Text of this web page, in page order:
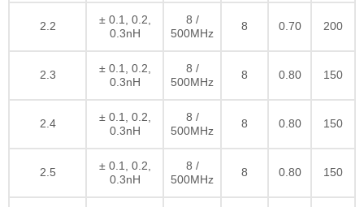
2.2
± 0.1, 0.2,
0.3nH
8 /
500MHz
8 0.70 200
2.3
± 0.1, 0.2,
0.3nH
8 /
500MHz
8 0.80 150
2.4
± 0.1, 0.2,
0.3nH
8 /
500MHz
8 0.80 150
2.5
± 0.1, 0.2,
0.3nH
8 /
500MHz
8 0.80 150